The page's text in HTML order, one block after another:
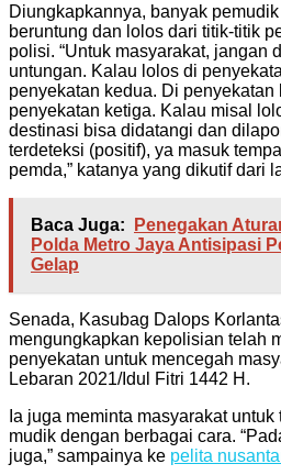
Diungkapkannya, banyak
beruntung dan lolos dari titik-titik
polisi. “Untuk masyarakat, jangan
untungan. Kalau lolos di
penyekatan kedua. Di
penyekatan ketiga. Kalau misal
destinasi bisa didatangi dan
terdeteksi (positif), ya masuk
pemda,” katanya yang dikutif dari
Baca Juga:
Penegakan
Polda Metro Jaya Antisipasi
Gelap
Senada, Kasubag Dalops
mengungkapkan kepolisian telah
penyekatan untuk mencegah
Lebaran 2021/Idul Fitri 1442 H.
Ia juga meminta masyarakat
mudik dengan berbagai cara.
juga,” sampainya ke pelita